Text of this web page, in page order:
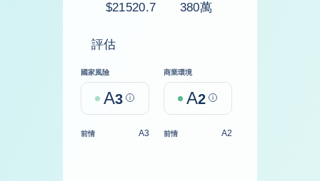
$21520.7 380萬
評估
國家風險
A3 Help
商業環境
A2 Help
前情 A3 前情 A2